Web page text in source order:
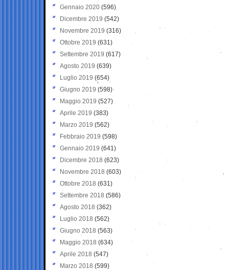
Gennaio 2020 (596)
Dicembre 2019 (542)
Novembre 2019 (316)
Ottobre 2019 (631)
Settembre 2019 (617)
Agosto 2019 (639)
Luglio 2019 (654)
Giugno 2019 (598)
Maggio 2019 (527)
Aprile 2019 (383)
Marzo 2019 (562)
Febbraio 2019 (598)
Gennaio 2019 (641)
Dicembre 2018 (623)
Novembre 2018 (603)
Ottobre 2018 (631)
Settembre 2018 (586)
Agosto 2018 (362)
Luglio 2018 (562)
Giugno 2018 (563)
Maggio 2018 (634)
Aprile 2018 (547)
Marzo 2018 (599)